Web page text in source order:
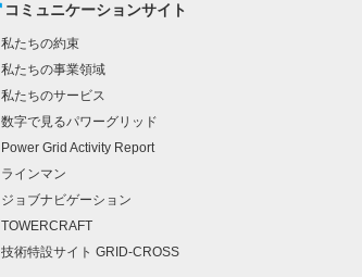
コミュニケーションサイト
私たちの約束
私たちの事業領域
私たちのサービス
数字で見るパワーグリッド
Power Grid Activity Report
ラインマン
ジョブナビゲーション
TOWERCRAFT
技術特設サイト GRID-CROSS